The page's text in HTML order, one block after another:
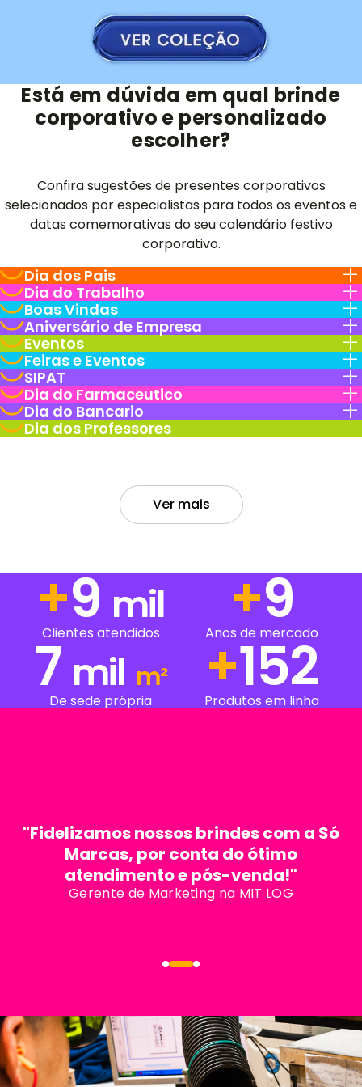
Está em dúvida em qual brinde
corporativo e personalizado
escolher?
Confira sugestões de presentes corporativos
selecionados por especialistas para todos os eventos e
datas comemorativas do seu calendário festivo
corporativo.
Dia dos Pais
Dia do Trabalho
Boas Vindas
Aniversário de Empresa
Eventos
Feiras e Eventos
SIPAT
Dia do Farmaceutico
Dia do Bancario
Dia dos Professores
Ver mais
+13 mil
Clientes atendidos +13
Anos de mercado
7 mil m²
De sede própria +215
Produtos em linha
"Fidelizamos nossos brindes com a Só
Marcas, por conta do ótimo
atendimento e pós-venda!"
Gerente de Marketing na MIT LOG